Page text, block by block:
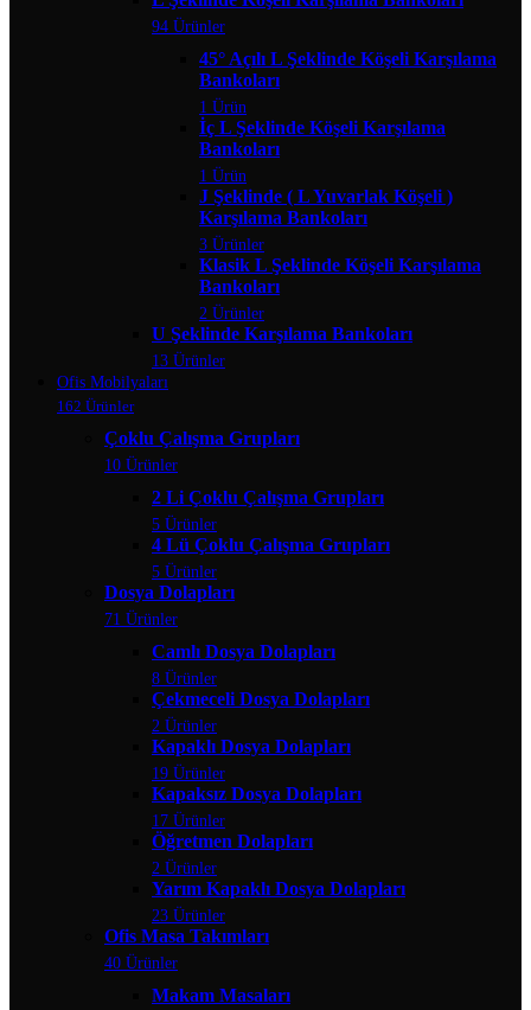
94 Ürünler
45° Açılı L Şeklinde Köşeli Karşılama
Bankoları
1 Ürün
İç L Şeklinde Köşeli Karşılama
Bankoları
1 Ürün
J Şeklinde ( L Yuvarlak Köşeli )
Karşılama Bankoları
3 Ürünler
Klasik L Şeklinde Köşeli Karşılama
Bankoları
2 Ürünler
U Şeklinde Karşılama Bankoları
13 Ürünler
Ofis Mobilyaları
162 Ürünler
Çoklu Çalışma Grupları
10 Ürünler
2 Li Çoklu Çalışma Grupları
5 Ürünler
4 Lü Çoklu Çalışma Grupları
5 Ürünler
Dosya Dolapları
71 Ürünler
Camlı Dosya Dolapları
8 Ürünler
Çekmeceli Dosya Dolapları
2 Ürünler
Kapaklı Dosya Dolapları
19 Ürünler
Kapaksız Dosya Dolapları
17 Ürünler
Öğretmen Dolapları
2 Ürünler
Yarım Kapaklı Dosya Dolapları
23 Ürünler
Ofis Masa Takımları
40 Ürünler
Makam Masaları